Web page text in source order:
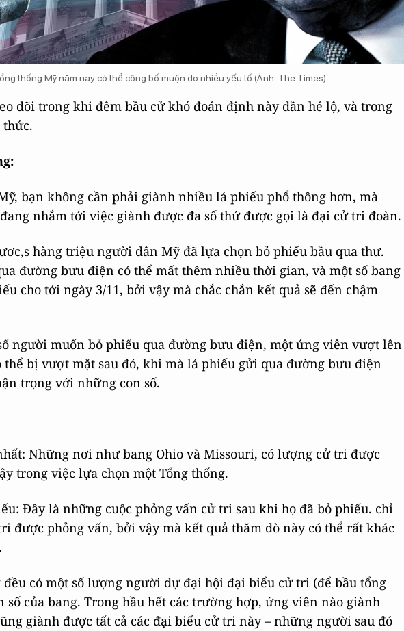
thống Mỹ năm nay có thể công bố muộn do nhiều yếu tố (Ảnh: The Times)
dõi trong khi đêm bầu cử khó đoán định này dần hé lộ, và trong
bạn không cần phải giành nhiều lá phiếu phổ thông hơn, mà
nhắm tới việc giành được đa số thứ được gọi là đại cử tri đoàn.
hàng triệu người dân Mỹ đã lựa chọn bỏ phiếu bầu qua thư.
đường bưu điện có thể mất thêm nhiều thời gian, và một số bang
cho tới ngày 3/11, bởi vậy mà chắc chắn kết quả sẽ đến chậm
người muốn bỏ phiếu qua đường bưu điện, một ứng viên vượt lên
thể bị vượt mặt sau đó, khi mà lá phiếu gửi qua đường bưu điện
trọng với những con số.
Những nơi như bang Ohio và Missouri, có lượng cử tri được
trong việc lựa chọn một Tổng thống.
Đây là những cuộc phỏng vấn cử tri sau khi họ đã bỏ phiếu. chỉ
được phỏng vấn, bởi vậy mà kết quả thăm dò này có thể rất khác
có một số lượng người dự đại hội đại biểu cử tri (để bầu tổng
của bang. Trong hầu hết các trường hợp, ứng viên nào giành
giành được tất cả các đại biểu cử tri này – những người sau đó